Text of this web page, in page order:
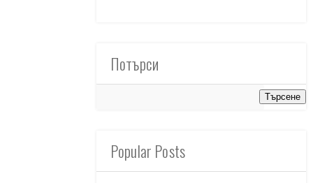
Потърси
Popular Posts